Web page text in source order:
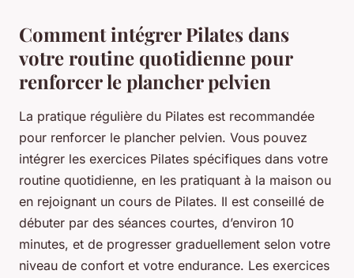
Comment intégrer Pilates dans
votre routine quotidienne pour
renforcer le plancher pelvien
La pratique régulière du Pilates est recommandée
pour renforcer le plancher pelvien. Vous pouvez
intégrer les exercices Pilates spécifiques dans votre
routine quotidienne, en les pratiquant à la maison ou
en rejoignant un cours de Pilates. Il est conseillé de
débuter par des séances courtes, d’environ 10
minutes, et de progresser graduellement selon votre
niveau de confort et votre endurance. Les exercices